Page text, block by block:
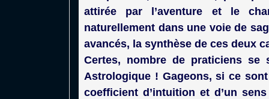
attirée par l’aventure et le
naturellement dans une voie de
avancés, la synthèse de ces deux
Certes, nombre de praticiens se
Astrologique ! Gageons, si ce
coefficient d’intuition et d’un